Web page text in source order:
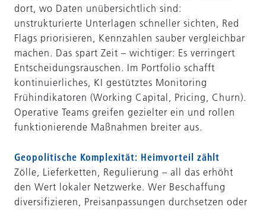
dort, wo Daten unübersichtlich sind:
unstrukturierte Unterlagen schneller sichten, Red
Flags priorisieren, Kennzahlen sauber vergleichbar
machen. Das spart Zeit – wichtiger: Es verringert
Entscheidungsrauschen. Im Portfolio schafft
kontinuierliches, KI gestütztes Monitoring
Frühindikatoren (Working Capital, Pricing, Churn).
Operative Teams greifen gezielter ein und rollen
funktionierende Maßnahmen breiter aus.
Geopolitische Komplexität: Heimvorteil zählt
Zölle, Lieferketten, Regulierung – all das erhöht
den Wert lokaler Netzwerke. Wer Beschaffung
diversifizieren, Preisanpassungen durchsetzen oder